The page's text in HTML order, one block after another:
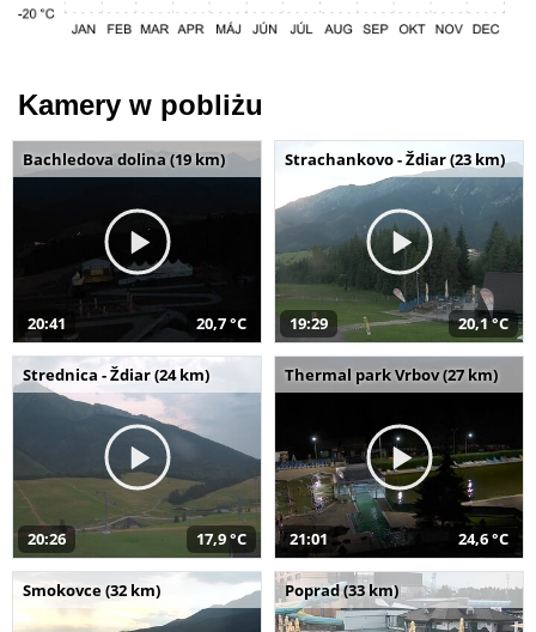
Kamery w pobliżu
Bachledova dolina (19 km)
20:41 20,7 °C
Strachankovo - Ždiar (23 km)
19:29 20,1 °C
Strednica - Ždiar (24 km)
20:26 17,9 °C
Thermal park Vrbov (27 km)
21:01 24,6 °C
Smokovce (32 km) Poprad (33 km)